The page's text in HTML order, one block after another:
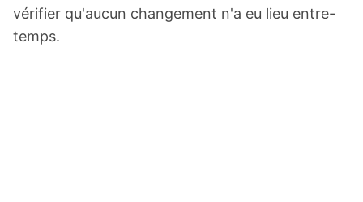
vérifier qu'aucun changement n'a eu lieu entre-
temps.